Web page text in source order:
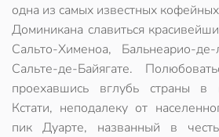
одна из самых известных
Доминикана славиться
Сальто-Хименоа, Бальнеарио-
Сальте-де-Байягате.
проехавшись вглубь страны в
Кстати, неподалеку от
пик Дуарте, названный в